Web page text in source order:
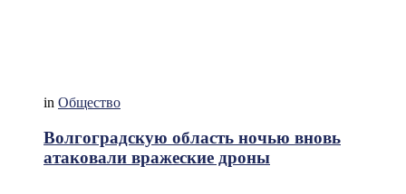
in Общество
Волгоградскую область ночью вновь
атаковали вражеские дроны